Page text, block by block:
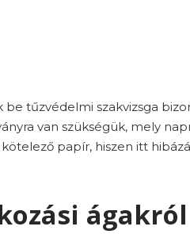
tűzvédelmi szakvizsga
van szükségük, mely
papír, hiszen itt
ágakról